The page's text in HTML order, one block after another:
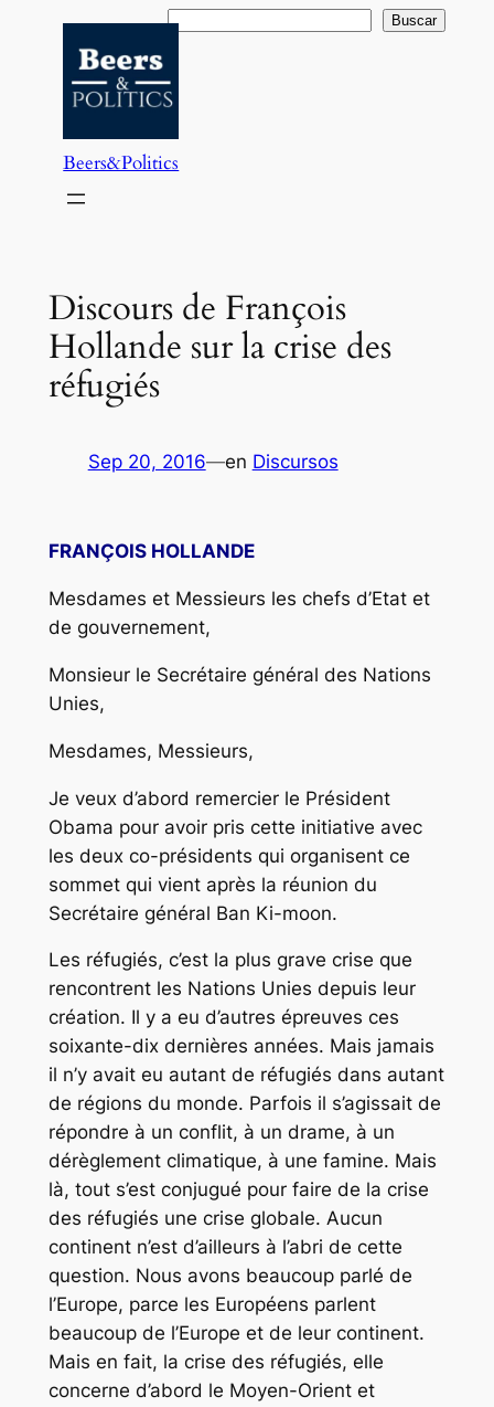
contenido
Buscar Buscar
Beers&Politics
Discours de François
Hollande sur la crise des
réfugiés
Sep 20, 2016—en Discursos
FRANÇOIS HOLLANDE
Mesdames et Messieurs les chefs d’Etat et
de gouvernement,
Monsieur le Secrétaire général des Nations
Unies,
Mesdames, Messieurs,
Je veux d’abord remercier le Président
Obama pour avoir pris cette initiative avec
les deux co-présidents qui organisent ce
sommet qui vient après la réunion du
Secrétaire général Ban Ki-moon.
Les réfugiés, c’est la plus grave crise que
rencontrent les Nations Unies depuis leur
création. Il y a eu d’autres épreuves ces
soixante-dix dernières années. Mais jamais
il n’y avait eu autant de réfugiés dans autant
de régions du monde. Parfois il s’agissait de
répondre à un conflit, à un drame, à un
dérèglement climatique, à une famine. Mais
là, tout s’est conjugué pour faire de la crise
des réfugiés une crise globale. Aucun
continent n’est d’ailleurs à l’abri de cette
question. Nous avons beaucoup parlé de
l’Europe, parce les Européens parlent
beaucoup de l’Europe et de leur continent.
Mais en fait, la crise des réfugiés, elle
concerne d’abord le Moyen-Orient et